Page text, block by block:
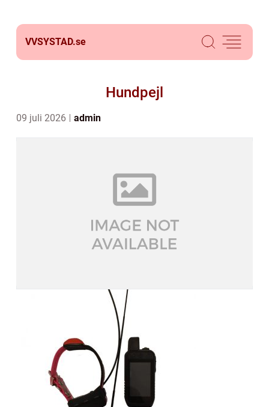
VVSYSTAD.se
Hundpejl
09 juli 2026 admin